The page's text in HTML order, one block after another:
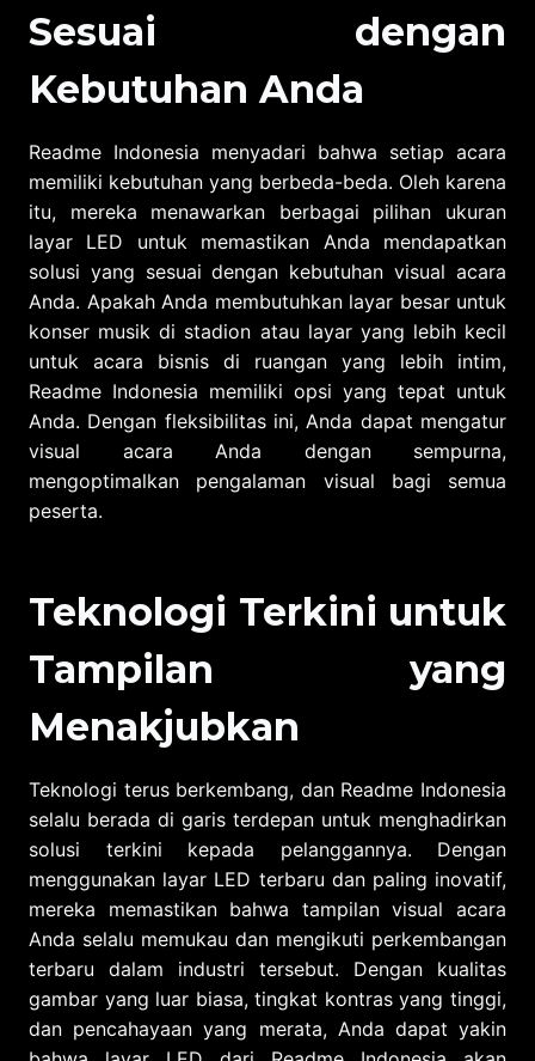
Sesuai dengan
Kebutuhan Anda
Readme Indonesia menyadari bahwa setiap acara
memiliki kebutuhan yang berbeda-beda. Oleh karena
itu, mereka menawarkan berbagai pilihan ukuran
layar LED untuk memastikan Anda mendapatkan
solusi yang sesuai dengan kebutuhan visual acara
Anda. Apakah Anda membutuhkan layar besar untuk
konser musik di stadion atau layar yang lebih kecil
untuk acara bisnis di ruangan yang lebih intim,
Readme Indonesia memiliki opsi yang tepat untuk
Anda. Dengan fleksibilitas ini, Anda dapat mengatur
visual acara Anda dengan sempurna,
mengoptimalkan pengalaman visual bagi semua
peserta.
Teknologi Terkini untuk
Tampilan yang
Menakjubkan
Teknologi terus berkembang, dan Readme Indonesia
selalu berada di garis terdepan untuk menghadirkan
solusi terkini kepada pelanggannya. Dengan
menggunakan layar LED terbaru dan paling inovatif,
mereka memastikan bahwa tampilan visual acara
Anda selalu memukau dan mengikuti perkembangan
terbaru dalam industri tersebut. Dengan kualitas
gambar yang luar biasa, tingkat kontras yang tinggi,
dan pencahayaan yang merata, Anda dapat yakin